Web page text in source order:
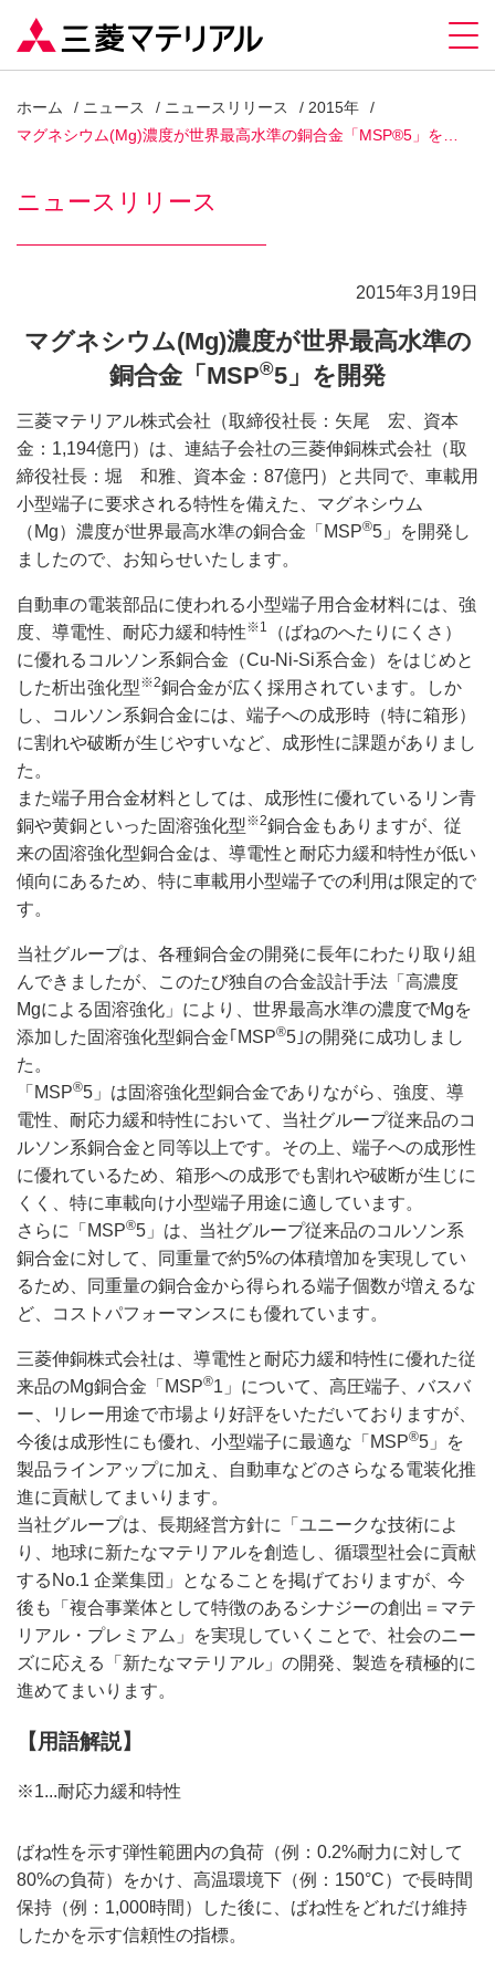
ホーム ニュース ニュースリリース
2015年
マグネシウム(Mg)濃度が世界最高水準の銅合金「MSP®5」を…
ニュースリリース
2015年3月19日
マグネシウム(Mg)濃度が世界最高水準の
銅合金「MSP®5」を開発
三菱マテリアル株式会社（取締役社長：矢尾 宏、資本
金：1,194億円）は、連結子会社の三菱伸銅株式会社（取
締役社長：堀 和雅、資本金：87億円）と共同で、車載用
小型端子に要求される特性を備えた、マグネシウム
（Mg）濃度が世界最高水準の銅合金「MSP®5」を開発し
ましたので、お知らせいたします。
自動車の電装部品に使われる小型端子用合金材料には、強
度、導電性、耐応力緩和特性※1
（ばねのへたりにくさ）
に優れるコルソン系銅合金（Cu-Ni-Si系合金）をはじめと
した析出強化型※2銅合金が広く採用されています。しか
し、コルソン系銅合金には、端子への成形時（特に箱形）
に割れや破断が生じやすいなど、成形性に課題がありまし
た。
また端子用合金材料としては、成形性に優れているリン青
銅や黄銅といった固溶強化型※2銅合金もありますが、従
来の固溶強化型銅合金は、導電性と耐応力緩和特性が低い
傾向にあるため、特に車載用小型端子での利用は限定的で
す。
当社グループは、各種銅合金の開発に長年にわたり取り組
んできましたが、このたび独自の合金設計手法「高濃度
Mgによる固溶強化」により、世界最高水準の濃度でMgを
添加した固溶強化型銅合金｢MSP®5｣の開発に成功しまし
た。
「MSP®5」は固溶強化型銅合金でありながら、強度、導
電性、耐応力緩和特性において、当社グループ従来品のコ
ルソン系銅合金と同等以上です。その上、端子への成形性
に優れているため、箱形への成形でも割れや破断が生じに
くく、特に車載向け小型端子用途に適しています。
さらに「MSP®5」は、当社グループ従来品のコルソン系
銅合金に対して、同重量で約5%の体積増加を実現してい
るため、同重量の銅合金から得られる端子個数が増えるな
ど、コストパフォーマンスにも優れています。
三菱伸銅株式会社は、導電性と耐応力緩和特性に優れた従
来品のMg銅合金「MSP®1」について、高圧端子、バスバ
ー、リレー用途で市場より好評をいただいておりますが、
今後は成形性にも優れ、小型端子に最適な「MSP®5」を
製品ラインアップに加え、自動車などのさらなる電装化推
進に貢献してまいります。
当社グループは、長期経営方針に「ユニークな技術によ
り、地球に新たなマテリアルを創造し、循環型社会に貢献
するNo.1 企業集団」となることを掲げておりますが、今
後も「複合事業体として特徴のあるシナジーの創出＝マテ
リアル・プレミアム」を実現していくことで、社会のニー
ズに応える「新たなマテリアル」の開発、製造を積極的に
進めてまいります。
【用語解説】
※1...耐応力緩和特性
ばね性を示す弾性範囲内の負荷（例：0.2%耐力に対して
80%の負荷）をかけ、高温環境下（例：150°C）で長時間
保持（例：1,000時間）した後に、ばね性をどれだけ維持
したかを示す信頼性の指標。